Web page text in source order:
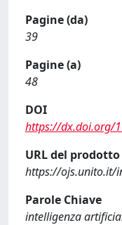
Pagine (da)
39
Pagine (a)
48
DOI
https://dx.doi.org/
URL del
https://ojs.unito.it/
Parole Chiave
intelligenza